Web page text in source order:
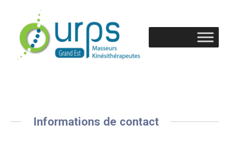
Informations de contact